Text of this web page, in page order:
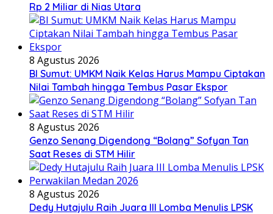
Rp 2 Miliar di Nias Utara
8 Agustus 2026
BI Sumut: UMKM Naik Kelas Harus Mampu Ciptakan
Nilai Tambah hingga Tembus Pasar Ekspor
8 Agustus 2026
Genzo Senang Digendong “Bolang” Sofyan Tan
Saat Reses di STM Hilir
8 Agustus 2026
Dedy Hutajulu Raih Juara III Lomba Menulis LPSK